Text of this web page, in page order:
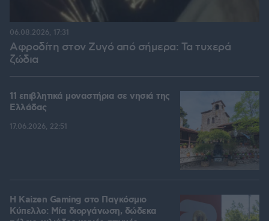
Αφροδίτη στον Ζυγό από σήμερα: Τα τυχερά
ζώδια
06.08.2026, 17:31
11 επιβλητικά μοναστήρια σε νησιά της
Ελλάδας
17.06.2026, 22:51
H Kaizen Gaming στο Παγκόσμιο
Kύπελλο: Μία διοργάνωση, δώδεκα